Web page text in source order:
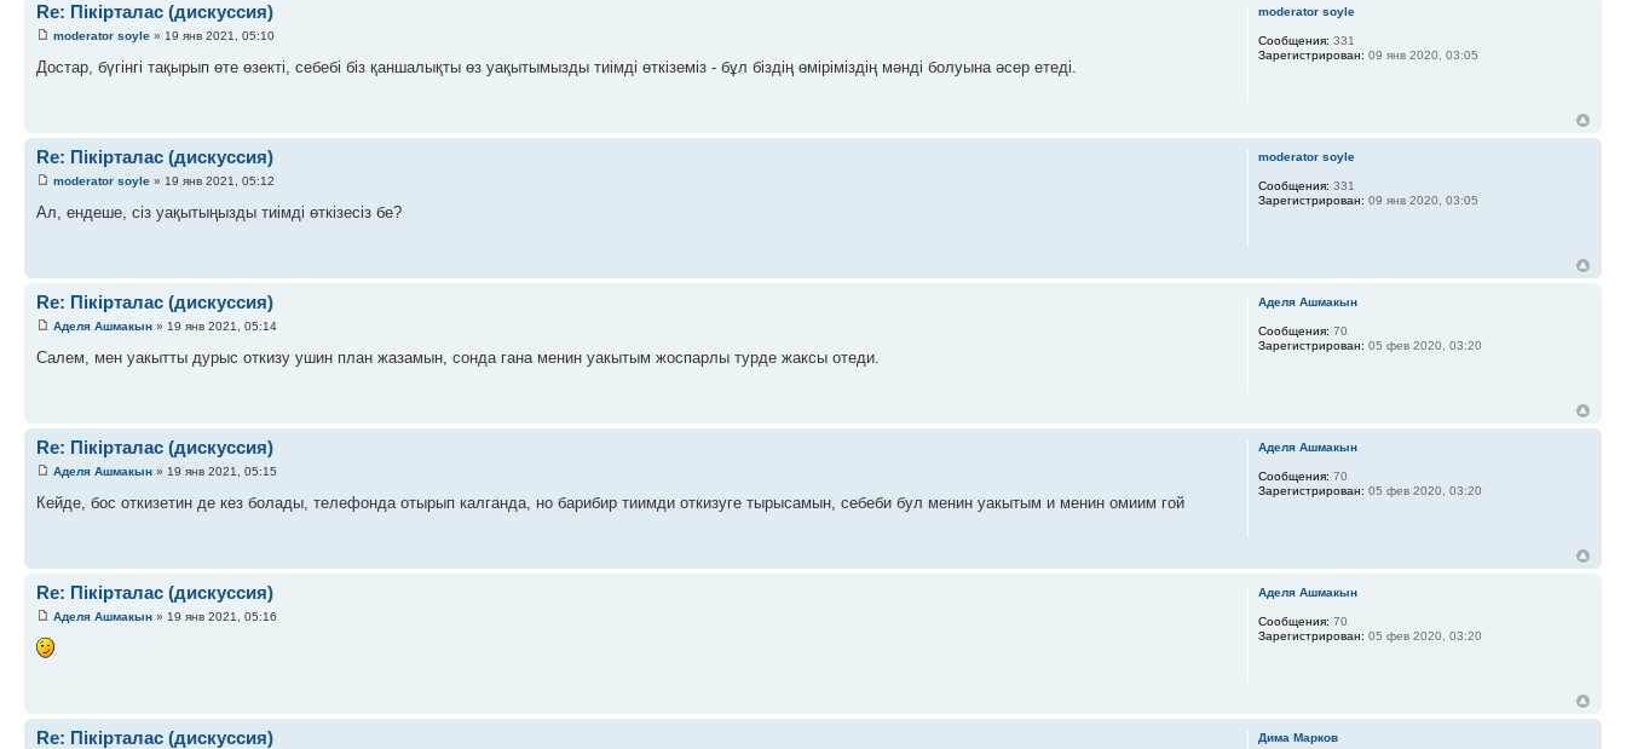
Re: Пікірталас (дискуссия)
moderator soyle » 19 янв 2021, 05:10
Достар, бүгінгі тақырып өте өзекті, себебі біз қаншалықты өз уақытымызды тиімді өткіземіз - бұл біздің өміріміздің мәнді болуына әсер етеді.
moderator soyle
Сообщения: 331
Зарегистрирован: 09 янв 2020, 03:05
Re: Пікірталас (дискуссия)
moderator soyle » 19 янв 2021, 05:12
Ал, ендеше, сіз уақытыңызды тиімді өткізесіз бе?
moderator soyle
Сообщения: 331
Зарегистрирован: 09 янв 2020, 03:05
Re: Пікірталас (дискуссия)
Аделя Ашмакын » 19 янв 2021, 05:14
Салем, мен уакытты дурыс откизу ушин план жазамын, сонда гана менин уакытым жоспарлы турде жаксы отеди.
Аделя Ашмакын
Сообщения: 70
Зарегистрирован: 05 фев 2020, 03:20
Re: Пікірталас (дискуссия)
Аделя Ашмакын » 19 янв 2021, 05:15
Кейде, бос откизетин де кез болады, телефонда отырып калганда, но барибир тиимди откизуге тырысамын, себеби бул менин уакытым и менин омиим гой
Аделя Ашмакын
Сообщения: 70
Зарегистрирован: 05 фев 2020, 03:20
Re: Пікірталас (дискуссия)
Аделя Ашмакын » 19 янв 2021, 05:16
Аделя Ашмакын
Сообщения: 70
Зарегистрирован: 05 фев 2020, 03:20
Re: Пікірталас (дискуссия) Дима Марков